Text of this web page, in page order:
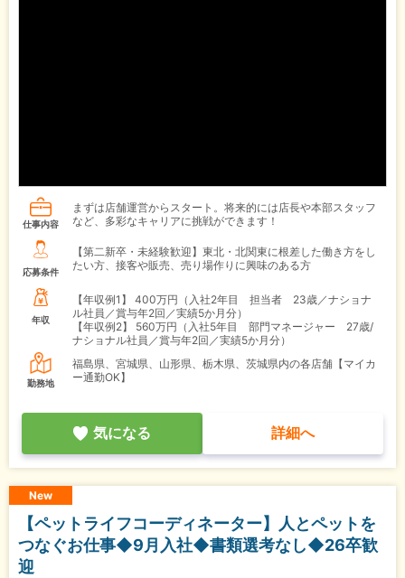
仕事内容
まずは店舗運営からスタート。将来的には店長や本部スタッフ
など、多彩なキャリアに挑戦ができます！
応募条件
【第二新卒・未経験歓迎】東北・北関東に根差した働き方をし
たい方、接客や販売、売り場作りに興味のある方
年収
【年収例1】
400万円（入社2年目 担当者 23歳／ナショナ
ル社員／賞与年2回／実績5か月分）
【年収例2】
560万円（入社5年目 部門マネージャー 27歳/
ナショナル社員／賞与年2回／実績5か月分）
勤務地
福島県、宮城県、山形県、栃木県、茨城県内の各店舗【マイカ
ー通勤OK】
気になる 詳細へ
New
【ペットライフコーディネーター】人とペットを
つなぐお仕事◆9月入社◆書類選考なし◆26卒歓
迎